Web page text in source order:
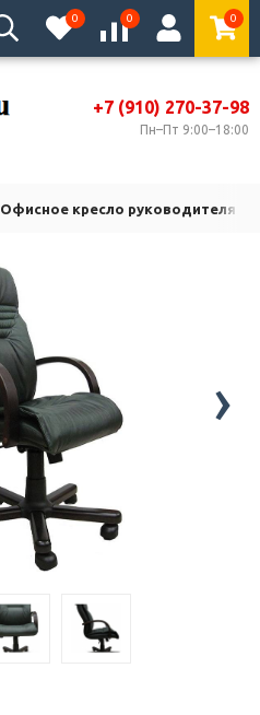
0 0 0
+7 (910) 270-37-98
Пн–Пт 9:00–18:00
Офисное кресло руководителя
›